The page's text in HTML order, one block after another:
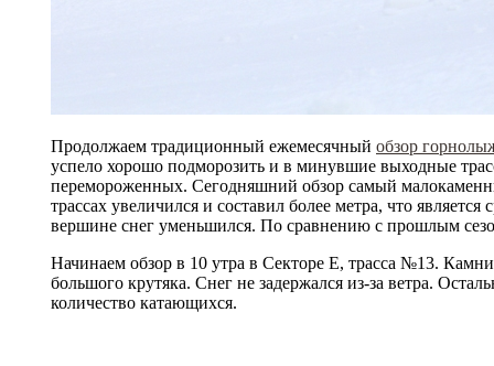
Продолжаем традиционный ежемесячный обзор
успело хорошо подморозить и в минувшие выходные
перемороженных. Сегодняшний обзор самый
трассах увеличился и составил более метра, что
вершине снег уменьшился. По сравнению с прошлым
Начинаем обзор в 10 утра в Секторе Е, трасса №13.
большого крутяка. Снег не задержался из-за ветра.
количество катающихся.